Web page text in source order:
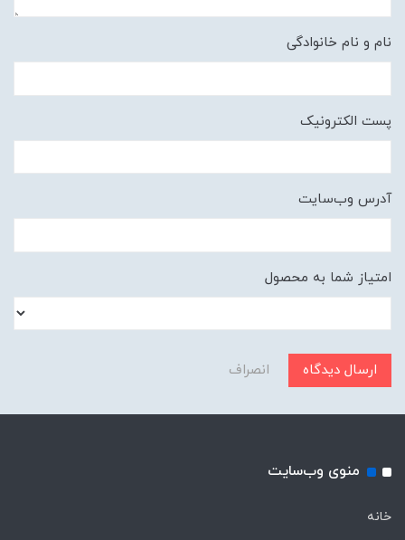
نام و نام خانوادگی
پست الکترونیک
آدرس وب‌سایت
امتیاز شما به محصول
ارسال دیدگاه انصراف
منوی وب‌سایت
خانه